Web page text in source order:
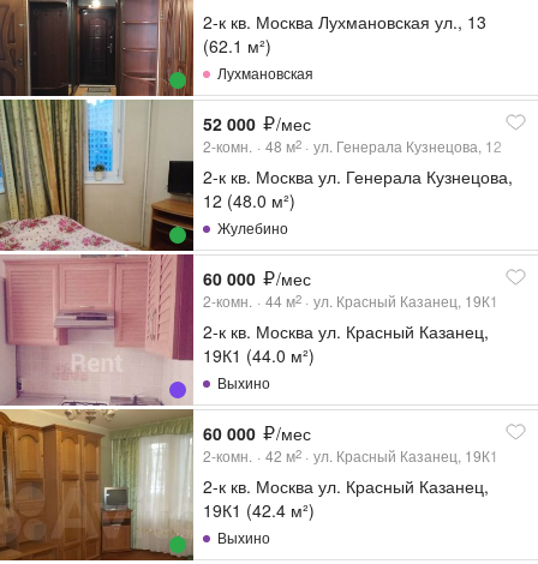
2-к кв. Москва Лухмановская ул., 13
(62.1 м²)
Лухмановская
52 000 /мес
2-комн. 48 м2 ул. Генерала Кузнецова, 12
2-к кв. Москва ул. Генерала Кузнецова,
12 (48.0 м²)
Жулебино
60 000 /мес
2-комн. 44 м2 ул. Красный Казанец, 19К1
2-к кв. Москва ул. Красный Казанец,
19К1 (44.0 м²)
Выхино
60 000 /мес
2-комн. 42 м2 ул. Красный Казанец, 19К1
2-к кв. Москва ул. Красный Казанец,
19К1 (42.4 м²)
Выхино